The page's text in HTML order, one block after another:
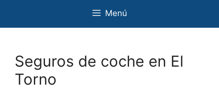
Menú
Seguros de coche en El
Torno